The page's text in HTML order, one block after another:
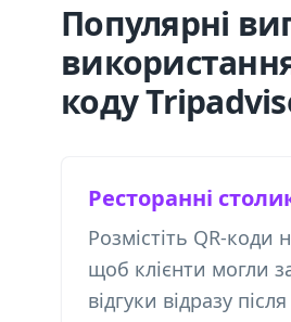
Популярні
коду
Ресторанні
Розмістіть QR-коди
щоб клієнти могли
відгуки відразу